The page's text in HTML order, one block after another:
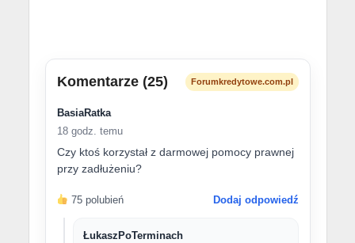
Komentarze (25) Forumkredytowe.com.pl
BasiaRatka
18 godz. temu
Czy ktoś korzystał z darmowej pomocy prawnej
przy zadłużeniu?
75 polubień Dodaj odpowiedź
ŁukaszPoTerminach